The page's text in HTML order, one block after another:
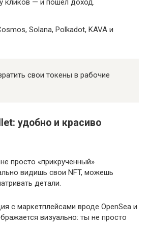
кликов — и пошёл доход.
Solana, Polkadot, KAVA и
свои токены в рабочие
удобно и красиво
просто «прикрученный»
видишь свои NFT, можешь
детали.
с маркетплейсами вроде OpenSea и
визуально: ты не просто